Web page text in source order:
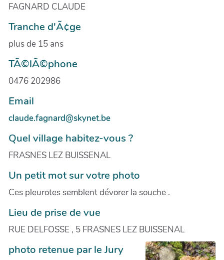
FAGNARD CLAUDE
Tranche d'Ã¢ge
plus de 15 ans
TÃ©lÃ©phone
0476 202986
Email
claude.fagnard@skynet.be
Quel village habitez-vous ?
FRASNES LEZ BUISSENAL
Un petit mot sur votre photo
Ces pleurotes semblent dévorer la souche .
Lieu de prise de vue
RUE DELFOSSE , 5 FRASNES LEZ BUISSENAL
photo retenue par le Jury